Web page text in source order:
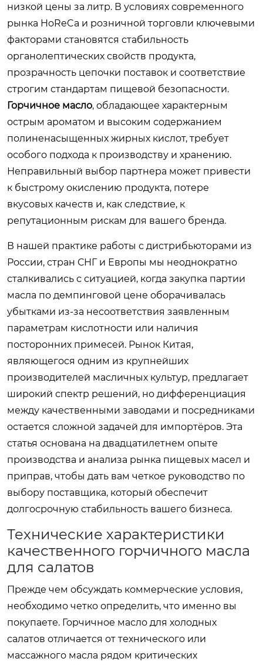
низкой цены за литр. В условиях современного
рынка HoReCa и розничной торговли ключевыми
факторами становятся стабильность
органолептических свойств продукта,
прозрачность цепочки поставок и соответствие
строгим стандартам пищевой безопасности.
Горчичное масло, обладающее характерным
острым ароматом и высоким содержанием
полиненасыщенных жирных кислот, требует
особого подхода к производству и хранению.
Неправильный выбор партнера может привести
к быстрому окислению продукта, потере
вкусовых качеств и, как следствие, к
репутационным рискам для вашего бренда.
В нашей практике работы с дистрибьюторами из
России, стран СНГ и Европы мы неоднократно
сталкивались с ситуацией, когда закупка партии
масла по демпинговой цене оборачивалась
убытками из-за несоответствия заявленным
параметрам кислотности или наличия
посторонних примесей. Рынок Китая,
являющегося одним из крупнейших
производителей масличных культур, предлагает
широкий спектр решений, но дифференциация
между качественными заводами и посредниками
остается сложной задачей для импортёров. Эта
статья основана на двадцатилетнем опыте
производства и анализа рынка пищевых масел и
приправ, чтобы дать вам четкое руководство по
выбору поставщика, который обеспечит
долгосрочную стабильность вашего бизнеса.
Технические характеристики
качественного горчичного масла
для салатов
Прежде чем обсуждать коммерческие условия,
необходимо четко определить, что именно вы
покупаете. Горчичное масло для холодных
салатов отличается от технического или
массажного масла рядом критических